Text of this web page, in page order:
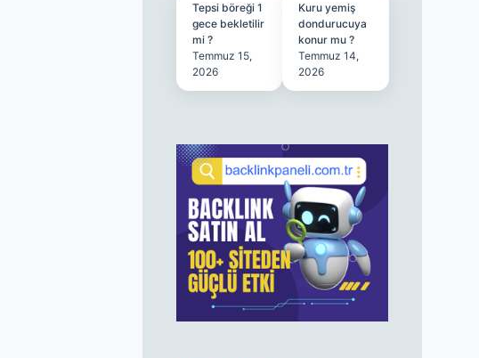
Tepsi böreği 1
gece bekletilir
mi ?
Temmuz 15,
2026
Kuru yemiş
dondurucuya
konur mu ?
Temmuz 14,
2026